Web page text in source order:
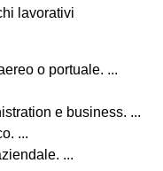
lavorativi
o portuale. ...
e business. ...
...
...